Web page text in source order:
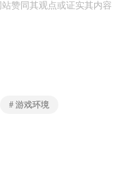
赞同其观点或证实其内容
# 游戏环境